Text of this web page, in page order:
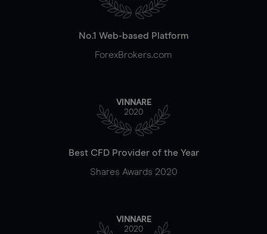
No.1 Web-based Platform
ForexBrokers.com
VINNARE
2020
Best CFD Provider of the Year
Shares Awards 2020
VINNARE
2020